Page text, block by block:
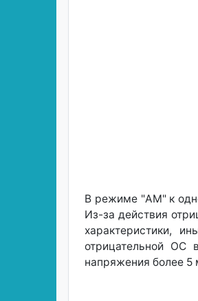
В режиме "AM" к
Из-за действия
характеристики,
отрицательной ОС
напряжения более 5